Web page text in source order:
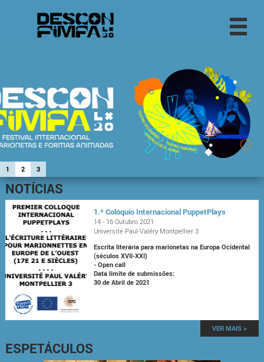
1 2 3
NOTÍCIAS
1.º Colóquio Internacional PuppetPlays
14 - 16 Outubro 2021
Université Paul-Valéry Montpellier 3
Escrita literária para marionetas na Europa Ocidental
(séculos XVII-XXI)
- Open call
Data limite de submissões:
30 de Abril de 2021
VER MAIS >
ESPETÁCULOS